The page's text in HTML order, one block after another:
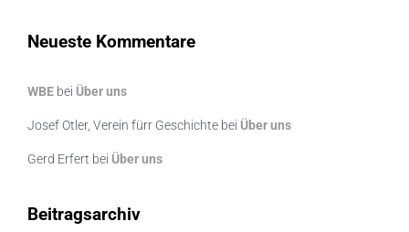
Neueste Kommentare
WBE bei Über uns
Josef Otler, Verein fürr Geschichte bei Über uns
Gerd Erfert bei Über uns
Beitragsarchiv